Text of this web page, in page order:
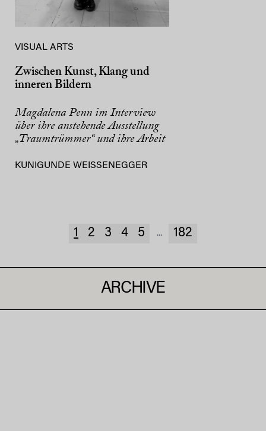
VISUAL ARTS
Zwischen Kunst, Klang und
inneren Bildern
Magdalena Penn im Interview
über ihre anstehende Ausstellung
„Traumtrümmer“ und ihre Arbeit
KUNIGUNDE WEISSENEGGER
1 2 3 4 5 ... 182
ARCHIVE